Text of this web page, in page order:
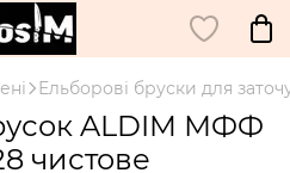
Ельборові бруски для
ALDIM МФФ
чистове